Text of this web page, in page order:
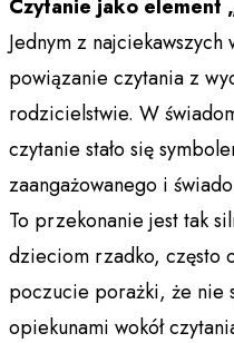
Czytanie jako element
Jednym z
powiązanie czytania z
rodzicielstwie. W
czytanie stało się
zaangażowanego i
To przekonanie jest tak
dzieciom rzadko, często
poczucie porażki, że nie
opiekunami wokół